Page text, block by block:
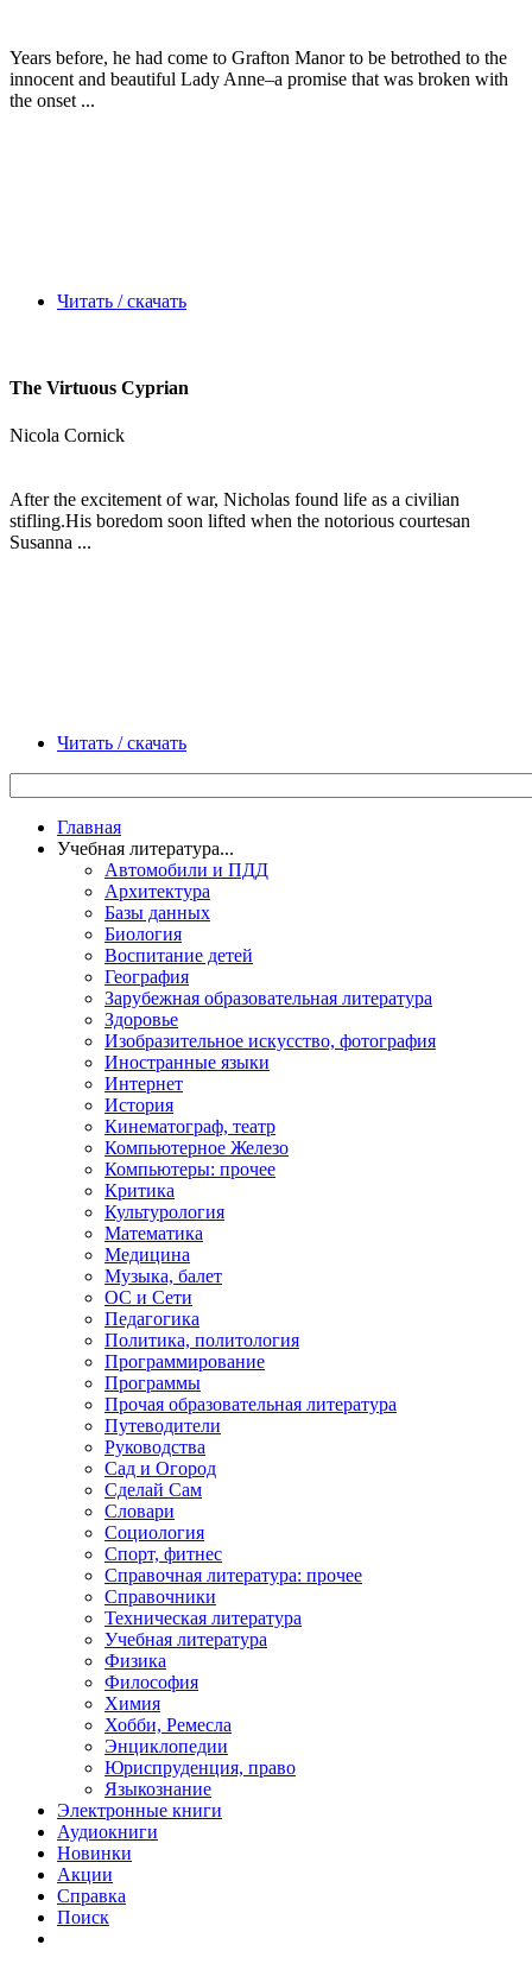
Years before, he had come to Grafton Manor to be betrothed to the
innocent and beautiful Lady Anne–a promise that was broken with
the onset ...
Читать / скачать
The Virtuous Cyprian
Nicola Cornick
After the excitement of war, Nicholas found life as a civilian
stifling.His boredom soon lifted when the notorious courtesan
Susanna ...
Читать / скачать
Главная
Учебная литература...
Автомобили и ПДД
Архитектура
Базы данных
Биология
Воспитание детей
География
Зарубежная образовательная литература
Здоровье
Изобразительное искусство, фотография
Иностранные языки
Интернет
История
Кинематограф, театр
Компьютерное Железо
Компьютеры: прочее
Критика
Культурология
Математика
Медицина
Музыка, балет
ОС и Сети
Педагогика
Политика, политология
Программирование
Программы
Прочая образовательная литература
Путеводители
Руководства
Сад и Огород
Сделай Сам
Словари
Социология
Спорт, фитнес
Справочная литература: прочее
Справочники
Техническая литература
Учебная литература
Физика
Философия
Химия
Хобби, Ремесла
Энциклопедии
Юриспруденция, право
Языкознание
Электронные книги
Аудиокниги
Новинки
Акции
Справка
Поиск